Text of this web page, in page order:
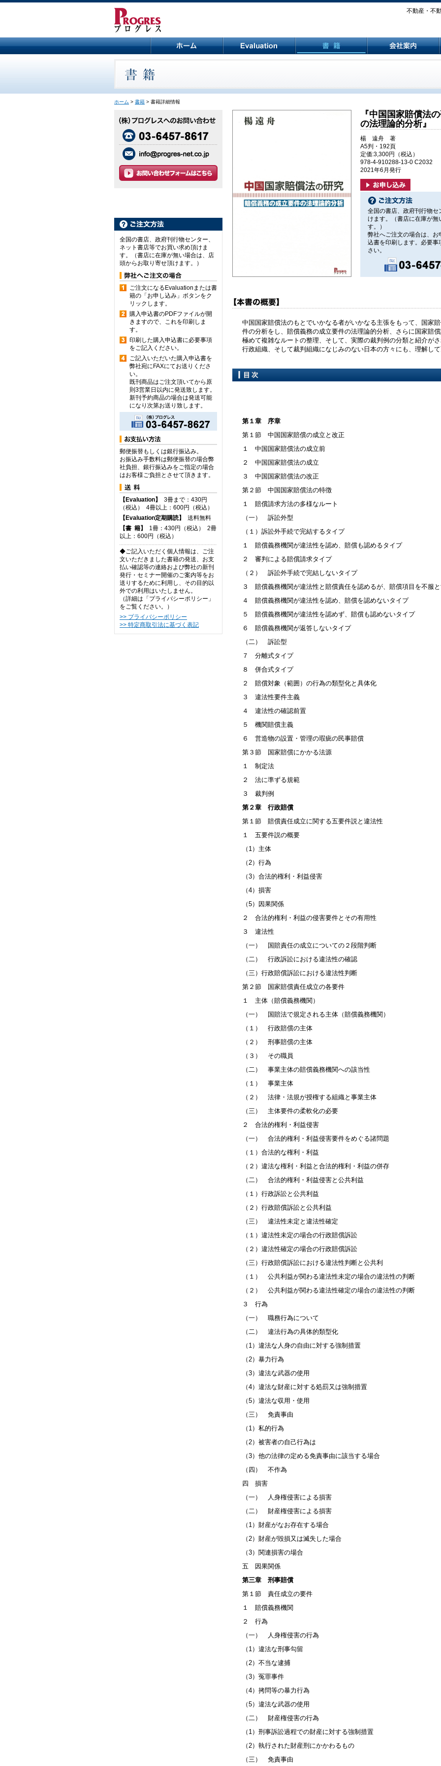
不動産・不
ホーム > 書籍 > 書籍詳細情報
全国の書店、政府刊行物センター、
ネット書店等でお買い求め頂けま
す。（書店に在庫が無い場合は、店
頭からお取り寄せ頂けます。）
ご注文になるEvaluationまたは書
籍の「お申し込み」ボタンをク
リックします。
購入申込書のPDFファイルが開
きますので、これを印刷しま
す。
印刷した購入申込書に必要事項
をご記入ください。
ご記入いただいた購入申込書を
弊社宛にFAXにてお送りくださ
い。
既刊商品はご注文頂いてから原
則3営業日以内に発送致します。
新刊予約商品の場合は発送可能
になり次第お送り致します。
郵便振替もしくは銀行振込み。
お振込み手数料は郵便振替の場合弊
社負担、銀行振込みをご指定の場合
はお客様ご負担とさせて頂きます。
【Evaluation】
3冊まで：430円
（税込） 4冊以上：600円（税込）
【Evaluation定期購読】
送料無料
【書 籍】
1冊：430円（税込） 2冊
以上：600円（税込）
◆ご記入いただく個人情報は、ご注
文いただきました書籍の発送、お支
払い確認等の連絡および弊社の新刊
発行・セミナー開催のご案内等をお
送りするために利用し、その目的以
外での利用はいたしません。
（詳細は「プライバシーポリシー」
をご覧ください。）
>> プライバシーポリシー
>> 特定商取引法に基づく表記
『中国国家賠償法
の法理論的分析』
楊 遠舟 著
A5判・192頁
定価:3,300円（税込）
978-4-910288-13-0 C2032
2021年6月発行
全国の書店、政府刊行物
けます。（書店に在庫が無
す。）
弊社へご注文の場合は、お
込書を印刷します。必要事
さい。
中国国家賠償法のもとでいかなる者がいかなる主張をもって、国家
件の分析をし、賠償義務の成立要件の法理論的分析、さらに国家賠
極めて複雑なルートの整理、そして、実際の裁判例の分類と紹介が
行政組織、そして裁判組織になじみのない日本の方々にも、理解して
第１章 序章
第１節 中国国家賠償の成立と改正
１ 中国国家賠償法の成立前
２ 中国国家賠償法の成立
３ 中国国家賠償法の改正
第２節 中国国家賠償法の特徴
１ 賠償請求方法の多様なルート
（一） 訴訟外型
（１）訴訟外手続で完結するタイプ
１ 賠償義務機関が違法性を認め、賠償も認めるタイプ
２ 審判による賠償請求タイプ
（２） 訴訟外手続で完結しないタイプ
３ 賠償義務機関が違法性と賠償責任を認めるが、賠償項目を不
４ 賠償義務機関が違法性を認め、賠償を認めないタイプ
５ 賠償義務機関が違法性を認めず、賠償も認めないタイプ
６ 賠償義務機関が返答しないタイプ
（二） 訴訟型
７ 分離式タイプ
８ 併合式タイプ
２ 賠償対象（範囲）の行為の類型化と具体化
３ 違法性要件主義
４ 違法性の確認前置
５ 機関賠償主義
６ 営造物の設置・管理の瑕疵の民事賠償
第３節 国家賠償にかかる法源
１ 制定法
２ 法に準ずる規範
３ 裁判例
第２章 行政賠償
第１節 賠償責任成立に関する五要件説と違法性
１ 五要件説の概要
（1）主体
（2）行為
（3）合法的権利・利益侵害
（4）損害
（5）因果関係
２ 合法的権利・利益の侵害要件とその有用性
３ 違法性
（一） 国賠責任の成立についての２段階判断
（二） 行政訴訟における違法性の確認
（三）行政賠償訴訟における違法性判断
第２節 国家賠償責任成立の各要件
１ 主体（賠償義務機関）
（一） 国賠法で規定される主体（賠償義務機関）
（１） 行政賠償の主体
（２） 刑事賠償の主体
（３） その職員
（二） 事業主体の賠償義務機関への該当性
（１） 事業主体
（２） 法律・法規が授権する組織と事業主体
（三） 主体要件の柔軟化の必要
２ 合法的権利・利益侵害
（一） 合法的権利・利益侵害要件をめぐる諸問題
（１）合法的な権利・利益
（２）違法な権利・利益と合法的権利・利益の併存
（二） 合法的権利・利益侵害と公共利益
（１）行政訴訟と公共利益
（２）行政賠償訴訟と公共利益
（三） 違法性未定と違法性確定
（１）違法性未定の場合の行政賠償訴訟
（２）違法性確定の場合の行政賠償訴訟
（三）行政賠償訴訟における違法性判断と公共利
（１） 公共利益が関わる違法性未定の場合の違法性の判断
（２） 公共利益が関わる違法性確定の場合の違法性の判断
３ 行為
（一） 職務行為について
（二） 違法行為の具体的類型化
（1）違法な人身の自由に対する強制措置
（2）暴力行為
（3）違法な武器の使用
（4）違法な財産に対する処罰又は強制措置
（5）違法な収用・使用
（三） 免責事由
（1）私的行為
（2）被害者の自己行為は
（3）他の法律の定める免責事由に該当する場合
（四） 不作為
四 損害
（一） 人身権侵害による損害
（二） 財産権侵害による損害
（1）財産がなお存在する場合
（2）財産が毀損又は滅失した場合
（3）関連損害の場合
五 因果関係
第三章 刑事賠償
第１節 責任成立の要件
１ 賠償義務機関
２ 行為
（一） 人身権侵害の行為
（1）違法な刑事勾留
（2）不当な逮捕
（3）冤罪事件
（4）拷問等の暴力行為
（5）違法な武器の使用
（二） 財産権侵害の行為
（1）刑事訴訟過程での財産に対する強制措置
（2）執行された財産刑にかかわるもの
（三） 免責事由